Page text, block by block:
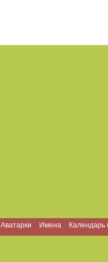
Аватарки Имена Календарь